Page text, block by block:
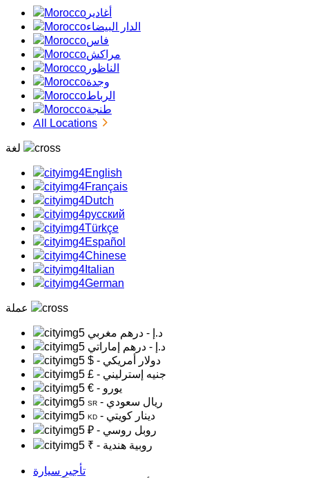
أغادير
الدار البيضاء
فاس
مراكش
الناظور
وجدة
الرباط
طنجة
All Locations
English
Français
Dutch
русский
Türkçe
Español
Chinese
Italian
German
د.إ - درهم مغربي
د.إ - درهم إماراتي
$
- دولار أمريكي
£
- جنيه إسترليني
€
- يورو
SR - ريال سعودي
KD
- دينار كويتي
₽
- روبل روسي
₹
- روبية هندية
تأجير سيارة